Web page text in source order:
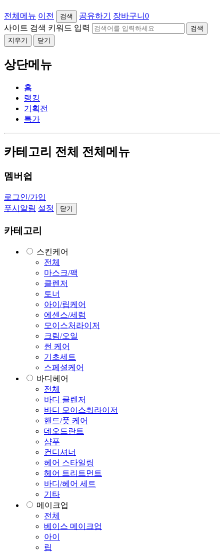
전체메뉴 이전 검색 공유하기 장바구니 0
사이트 검색 키워드 입력
검색
지우기
닫기
상단메뉴
홈
랭킹
기획전
특가
카테고리 전체 전체메뉴
멤버쉽
로그인/가입
푸시알림 설정 닫기
카테고리
스킨케어
전체
마스크/팩
클렌저
토너
아이/립케어
에센스/세럼
모이스처라이저
크림/오일
썬 케어
기초세트
스페셜케어
바디헤어
전체
바디 클렌저
바디 모이스춰라이저
핸드/풋 케어
데오드란트
샴푸
컨디셔너
헤어 스타일링
헤어 트리트먼트
바디/헤어 세트
기타
메이크업
전체
베이스 메이크업
아이
립